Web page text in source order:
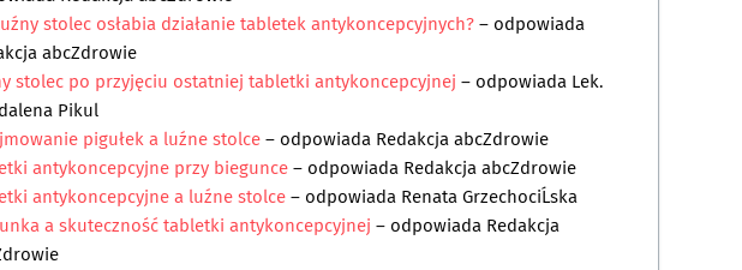
stolec osłabia działanie tabletek antykoncepcyjnych?– odpowiada
abcZdrowie
stolec po przyjęciu ostatniej tabletki antykoncepcyjnej – odpowiada Lek.
Pikul
pigułek a luźne stolce– odpowiada Redakcja abcZdrowie
antykoncepcyjne przy biegunce– odpowiada Redakcja abcZdrowie
antykoncepcyjne a luźne stolce– odpowiada Renata GrzechociĹska
a skuteczność tabletki antykoncepcyjnej – odpowiada Redakcja